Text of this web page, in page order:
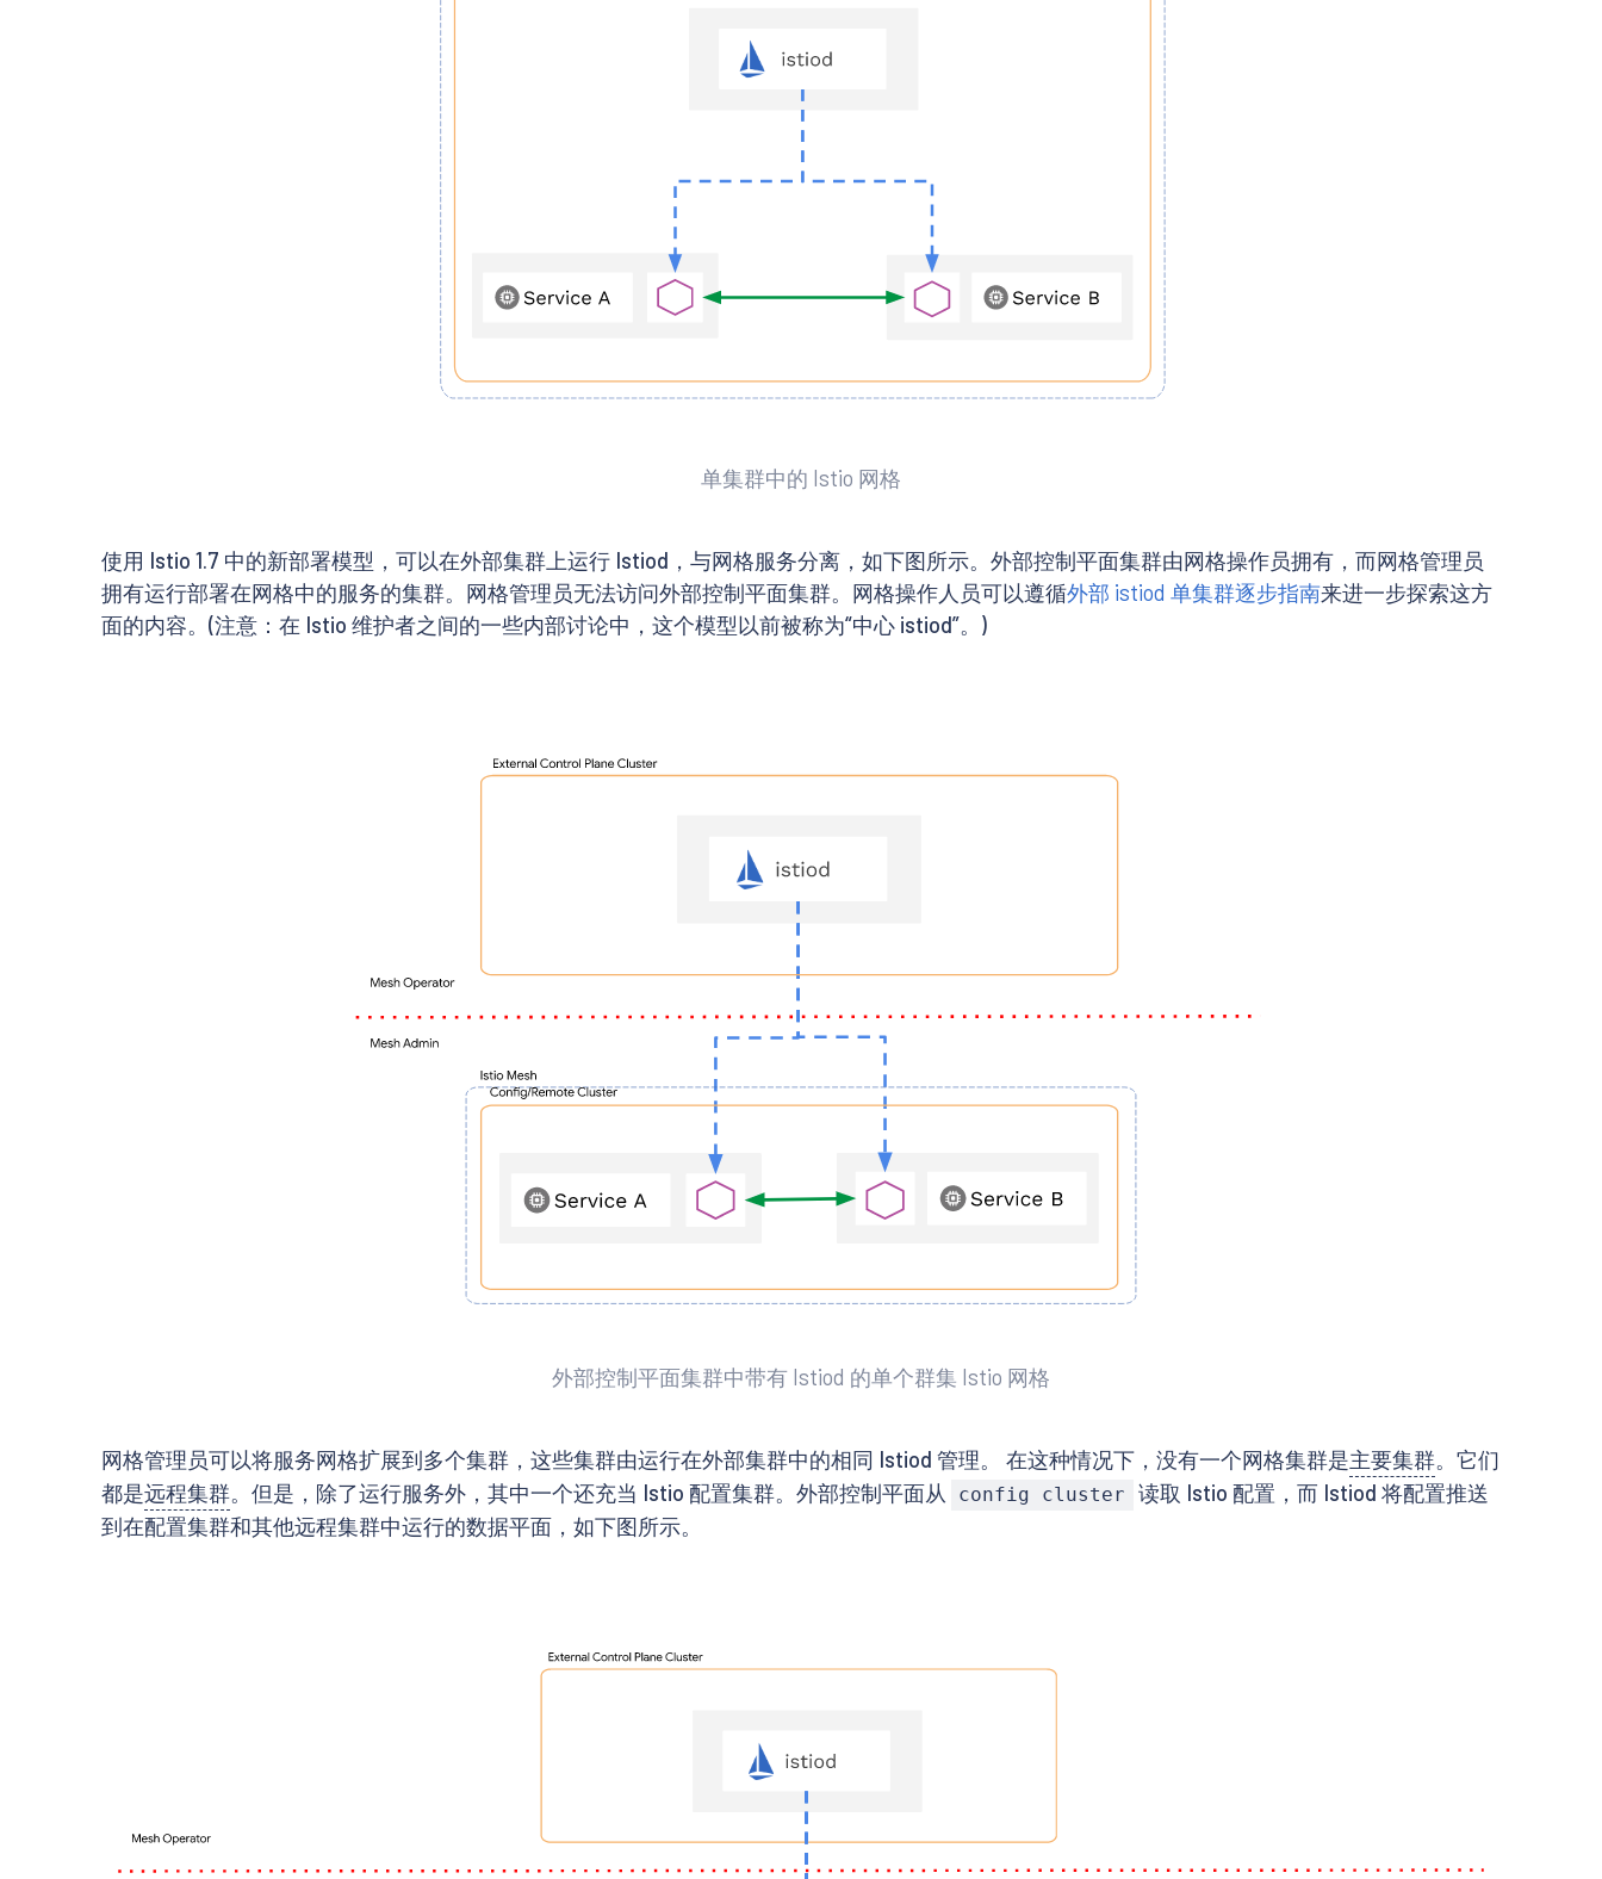
单集群中的 Istio 网格
使用 Istio 1.7 中的新部署模型，可以在外部集群上运行 Istiod，与网格服务分离，如下图所示。外部控制平面集群由网格操作员拥有，而网格管理员
拥有运行部署在网格中的服务的集群。网格管理员无法访问外部控制平面集群。网格操作人员可以遵循外部 istiod 单集群逐步指南来进一步探索这方
面的内容。(注意：在 Istio 维护者之间的一些内部讨论中，这个模型以前被称为“中心 istiod”。)
外部控制平面集群中带有 Istiod 的单个群集 Istio 网格
网格管理员可以将服务网格扩展到多个集群，这些集群由运行在外部集群中的相同 Istiod 管理。 在这种情况下，没有一个网格集群是主要集群。它们
都是远程集群。但是，除了运行服务外，其中一个还充当 Istio 配置集群。外部控制平面从 config cluster
读取 Istio 配置，而 Istiod 将配置推送
到在配置集群和其他远程集群中运行的数据平面，如下图所示。